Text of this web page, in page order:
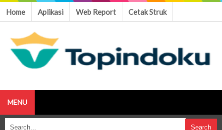
Home Aplikasi Web Report Cetak Struk
MENU